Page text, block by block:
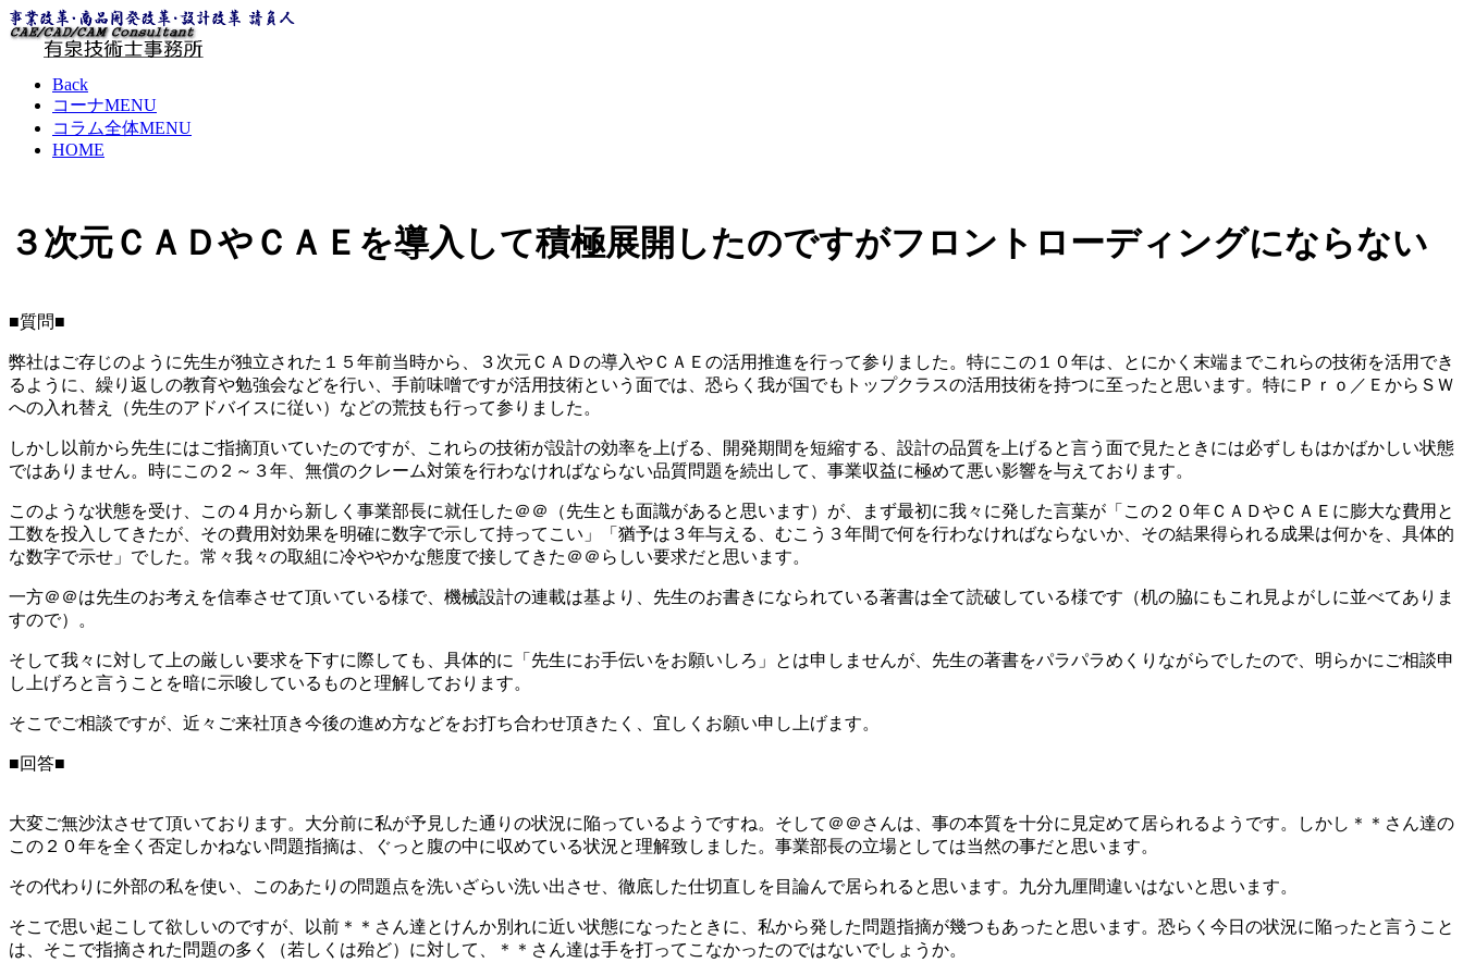
Back
コーナMENU
コラム全体MENU
HOME
３次元ＣＡＤやＣＡＥを導入して積極展開したのですがフロントローディングにならない
■質問■
弊社はご存じのように先生が独立された１５年前当時から、３次元ＣＡＤの導入やＣＡＥの活用推進を行って参りました。特にこの１０年は、とにかく末端までこれらの技術を活用でき
るように、繰り返しの教育や勉強会などを行い、手前味噌ですが活用技術という面では、恐らく我が国でもトップクラスの活用技術を持つに至ったと思います。特にＰｒｏ／ＥからＳＷ
への入れ替え（先生のアドバイスに従い）などの荒技も行って参りました。
しかし以前から先生にはご指摘頂いていたのですが、これらの技術が設計の効率を上げる、開発期間を短縮する、設計の品質を上げると言う面で見たときには必ずしもはかばかしい状態
ではありません。時にこの２～３年、無償のクレーム対策を行わなければならない品質問題を続出して、事業収益に極めて悪い影響を与えております。
このような状態を受け、この４月から新しく事業部長に就任した＠＠（先生とも面識があると思います）が、まず最初に我々に発した言葉が「この２０年ＣＡＤやＣＡＥに膨大な費用と
工数を投入してきたが、その費用対効果を明確に数字で示して持ってこい」「猶予は３年与える、むこう３年間で何を行わなければならないか、その結果得られる成果は何かを、具体的
な数字で示せ」でした。常々我々の取組に冷ややかな態度で接してきた＠＠らしい要求だと思います。
一方＠＠は先生のお考えを信奉させて頂いている様で、機械設計の連載は基より、先生のお書きになられている著書は全て読破している様です（机の脇にもこれ見よがしに並べてありま
すので）。
そして我々に対して上の厳しい要求を下すに際しても、具体的に「先生にお手伝いをお願いしろ」とは申しませんが、先生の著書をパラパラめくりながらでしたので、明らかにご相談申
し上げろと言うことを暗に示唆しているものと理解しております。
そこでご相談ですが、近々ご来社頂き今後の進め方などをお打ち合わせ頂きたく、宜しくお願い申し上げます。
■回答■
大変ご無沙汰させて頂いております。大分前に私が予見した通りの状況に陥っているようですね。そして＠＠さんは、事の本質を十分に見定めて居られるようです。しかし＊＊さん達の
この２０年を全く否定しかねない問題指摘は、ぐっと腹の中に収めている状況と理解致しました。事業部長の立場としては当然の事だと思います。
その代わりに外部の私を使い、このあたりの問題点を洗いざらい洗い出させ、徹底した仕切直しを目論んで居られると思います。九分九厘間違いはないと思います。
そこで思い起こして欲しいのですが、以前＊＊さん達とけんか別れに近い状態になったときに、私から発した問題指摘が幾つもあったと思います。恐らく今日の状況に陥ったと言うこと
は、そこで指摘された問題の多く（若しくは殆ど）に対して、＊＊さん達は手を打ってこなかったのではないでしょうか。